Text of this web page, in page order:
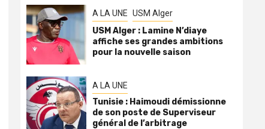
A LA UNE USM Alger
USM Alger : Lamine N’diaye
affiche ses grandes ambitions
pour la nouvelle saison
A LA UNE
Tunisie : Haimoudi démissionne
de son poste de Superviseur
général de l’arbitrage